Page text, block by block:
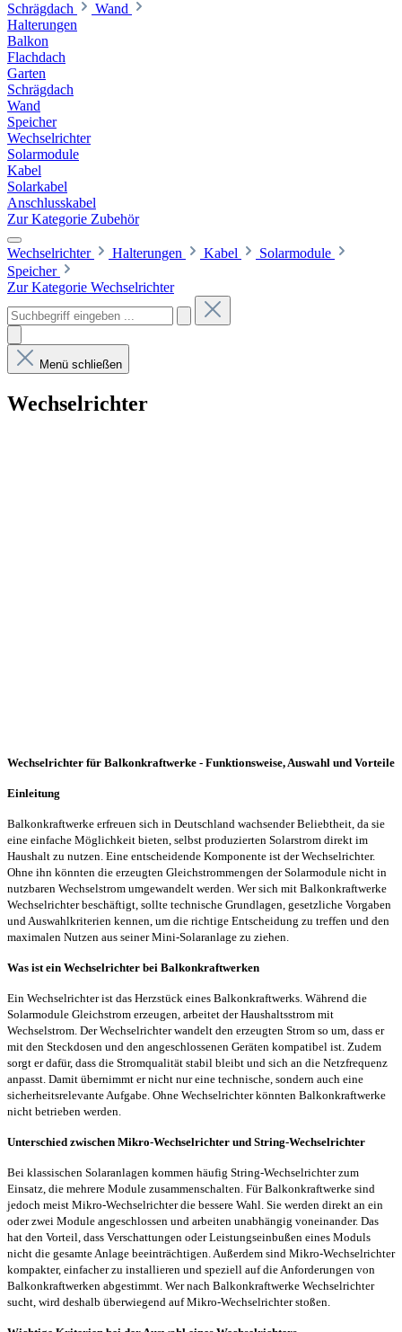
Schrägdach
Wand
Halterungen
Balkon
Flachdach
Garten
Schrägdach
Wand
Speicher
Wechselrichter
Solarmodule
Kabel
Solarkabel
Anschlusskabel
Zur Kategorie Zubehör
Wechselrichter Halterungen Kabel
Solarmodule
Speicher
Zur Kategorie Wechselrichter
Menü schließen
Wechselrichter
Wechselrichter für Balkonkraftwerke - Funktionsweise, Auswahl und Vorteile
Einleitung
Balkonkraftwerke erfreuen sich in Deutschland wachsender Beliebtheit, da sie
eine einfache Möglichkeit bieten, selbst produzierten Solarstrom direkt im
Haushalt zu nutzen. Eine entscheidende Komponente ist der Wechselrichter.
Ohne ihn könnten die erzeugten Gleichstrommengen der Solarmodule nicht in
nutzbaren Wechselstrom umgewandelt werden. Wer sich mit Balkonkraftwerke
Wechselrichter beschäftigt, sollte technische Grundlagen, gesetzliche Vorgaben
und Auswahlkriterien kennen, um die richtige Entscheidung zu treffen und den
maximalen Nutzen aus seiner Mini-Solaranlage zu ziehen.
Was ist ein Wechselrichter bei Balkonkraftwerken
Ein Wechselrichter ist das Herzstück eines Balkonkraftwerks. Während die
Solarmodule Gleichstrom erzeugen, arbeitet der Haushaltsstrom mit
Wechselstrom. Der Wechselrichter wandelt den erzeugten Strom so um, dass er
mit den Steckdosen und den angeschlossenen Geräten kompatibel ist. Zudem
sorgt er dafür, dass die Stromqualität stabil bleibt und sich an die Netzfrequenz
anpasst. Damit übernimmt er nicht nur eine technische, sondern auch eine
sicherheitsrelevante Aufgabe. Ohne Wechselrichter könnten Balkonkraftwerke
nicht betrieben werden.
Unterschied zwischen Mikro-Wechselrichter und String-Wechselrichter
Bei klassischen Solaranlagen kommen häufig String-Wechselrichter zum
Einsatz, die mehrere Module zusammenschalten. Für Balkonkraftwerke sind
jedoch meist Mikro-Wechselrichter die bessere Wahl. Sie werden direkt an ein
oder zwei Module angeschlossen und arbeiten unabhängig voneinander. Das
hat den Vorteil, dass Verschattungen oder Leistungseinbußen eines Moduls
nicht die gesamte Anlage beeinträchtigen. Außerdem sind Mikro-Wechselrichter
kompakter, einfacher zu installieren und speziell auf die Anforderungen von
Balkonkraftwerken abgestimmt. Wer nach Balkonkraftwerke Wechselrichter
sucht, wird deshalb überwiegend auf Mikro-Wechselrichter stoßen.